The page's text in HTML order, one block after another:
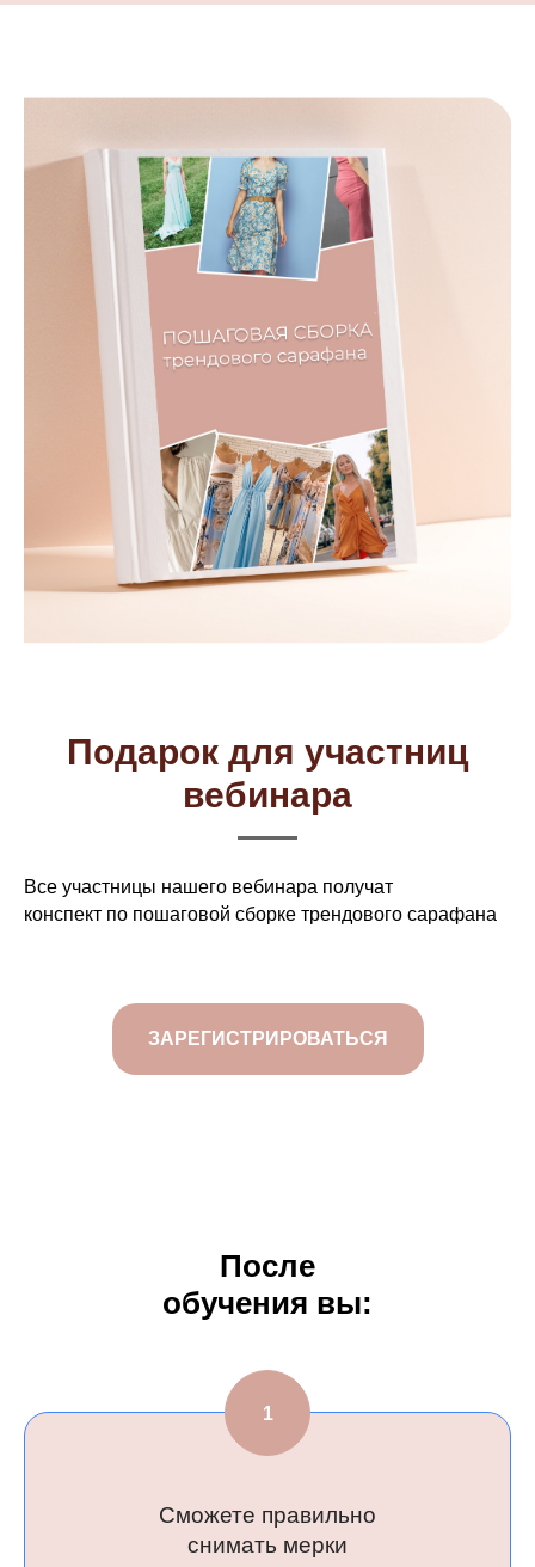
Подарок для участниц
вебинара
Все участницы нашего вебинара получат
конспект по пошаговой сборке трендового сарафана
ЗАРЕГИСТРИРОВАТЬСЯ
После
обучения вы:
Сможете правильно
снимать мерки